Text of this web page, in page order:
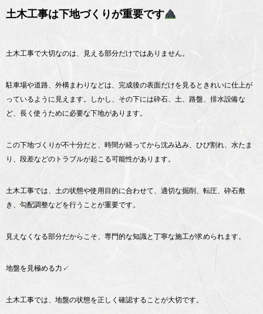
土木工事は下地づくりが重要です
土木工事で大切なのは、見える部分だけではありません。
駐車場や道路、外構まわりなどは、完成後の表面だけを見るときれいに仕上が
っているように見えます。しかし、その下には砕石、土、路盤、排水設備な
ど、長く使うために必要な下地があります。
この下地づくりが不十分だと、時間が経ってから沈み込み、ひび割れ、水たま
り、段差などのトラブルが起こる可能性があります。
土木工事では、土の状態や使用目的に合わせて、適切な掘削、転圧、砕石敷
き、勾配調整などを行うことが重要です。
見えなくなる部分だからこそ、専門的な知識と丁寧な施工が求められます。
地盤を見極める力✓
土木工事では、地盤の状態を正しく確認することが大切です。